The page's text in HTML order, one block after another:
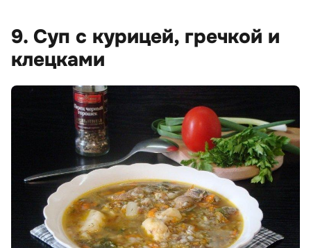
9. Суп с курицей, гречкой и
клецками